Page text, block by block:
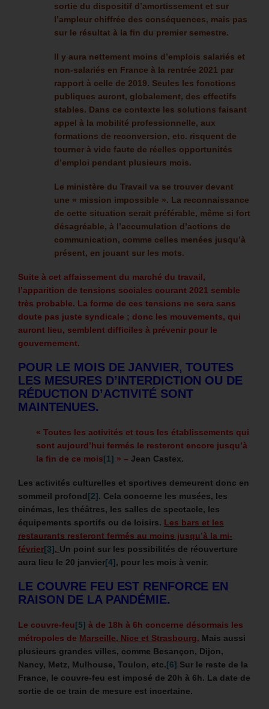
sortie du dispositif d’amortissement et sur
l’ampleur chiffrée des conséquences, mais pas
sur le résultat à la fin du premier semestre.
Il y aura nettement moins d’emplois salariés et
non-salariés en France à la rentrée 2021 par
rapport à celle de 2019. Seules les fonctions
publiques auront, globalement, des effectifs
stables. Dans ce contexte les solutions faisant
appel à la mobilité professionnelle, aux
formations de reconversion, etc. risquent de
tourner à vide faute de réelles opportunités
d’emploi pendant plusieurs mois.
Le ministère du Travail va se trouver devant
une « mission impossible ». La reconnaissance
de cette situation serait préférable, même si fort
désagréable, à l’accumulation d’actions de
communication, comme celles menées jusqu’à
présent, en jouant sur les mots.
Suite à cet affaissement du marché du travail,
l’apparition de tensions sociales courant 2021 semble
très probable. La forme de ces tensions ne sera sans
doute pas juste syndicale ; donc les mouvements, qui
auront lieu, semblent difficiles à prévenir pour le
gouvernement.
POUR LE MOIS DE JANVIER, TOUTES
LES MESURES D’INTERDICTION OU DE
RÉDUCTION D’ACTIVITÉ SONT
MAINTENUES.
« Toutes les activités et tous les établissements qui
sont aujourd’hui fermés le resteront encore jusqu’à
la fin de ce mois[1] » – Jean Castex.
Les activités culturelles et sportives demeurent donc en
sommeil profond[2]. Cela concerne les musées, les
cinémas, les théâtres, les salles de spectacle, les
équipements sportifs ou de loisirs. Les bars et les
restaurants resteront fermés au moins jusqu’à la mi-
février[3]. Un point sur les possibilités de réouverture
aura lieu le 20 janvier[4], pour les mois à venir.
LE COUVRE FEU EST RENFORCE EN
RAISON DE LA PANDÉMIE.
Le couvre-feu[5] à de 18h à 6h concerne désormais les
métropoles de Marseille, Nice et Strasbourg. Mais aussi
plusieurs grandes villes, comme Besançon, Dijon,
Nancy, Metz, Mulhouse, Toulon, etc.[6] Sur le reste de la
France, le couvre-feu est imposé de 20h à 6h. La date de
sortie de ce train de mesure est incertaine.